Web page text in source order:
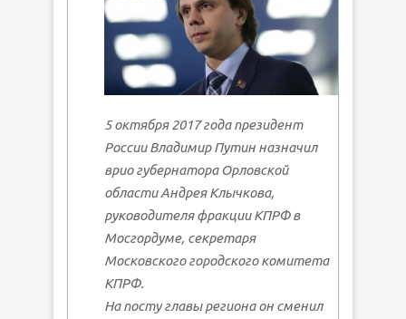
5 октября 2017 года президент
России Владимир Путин назначил
врио губернатора Орловской
области Андрея Клычкова,
руководителя фракции КПРФ в
Мосгордуме, секретаря
Московского городского комитета
КПРФ.
На посту главы региона он сменил